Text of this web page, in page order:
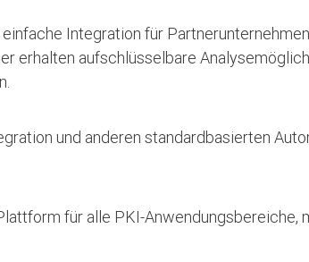
Integration für
erhalten aufschlüsselbare
und anderen standardbasierten
für alle PKI-